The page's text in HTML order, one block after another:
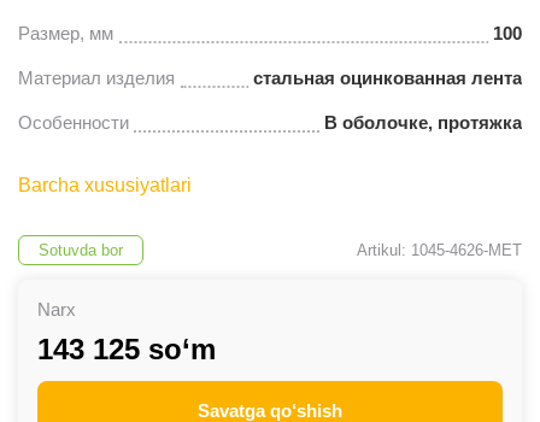
Размер, мм 100
Материал изделия стальная оцинкованная лента
Особенности В оболочке, протяжка
Barcha xususiyatlari
Sotuvda bor Artikul: 1045-4626-MET
Narx
143 125 so‘m
Savatga qo‘shish